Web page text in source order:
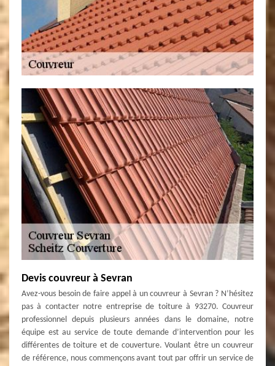
Devis couvreur à Sevran
Avez-vous besoin de faire appel à un couvreur à Sevran ? N’hésitez
pas à contacter notre entreprise de toiture à 93270. Couvreur
professionnel depuis plusieurs années dans le domaine, notre
équipe est au service de toute demande d’intervention pour les
différentes de toiture et de couverture. Voulant être un couvreur
de référence, nous commençons avant tout par offrir un service de